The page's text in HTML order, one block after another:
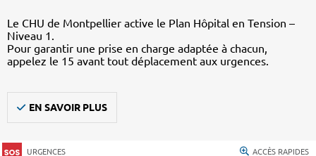
Le CHU de Montpellier active le Plan Hôpital en Tension –
Niveau 1.
Pour garantir une prise en charge adaptée à chacun,
appelez le 15 avant tout déplacement aux urgences.
EN SAVOIR PLUS
URGENCES ACCÈS RAPIDES